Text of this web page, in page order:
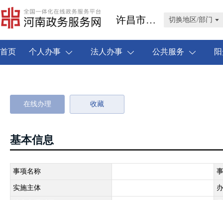
许昌市禹州市 切换地区/部门
首页 个人办事 法人办事 公共服务
在线办理 收藏
基本信息
事项名称
实施主体